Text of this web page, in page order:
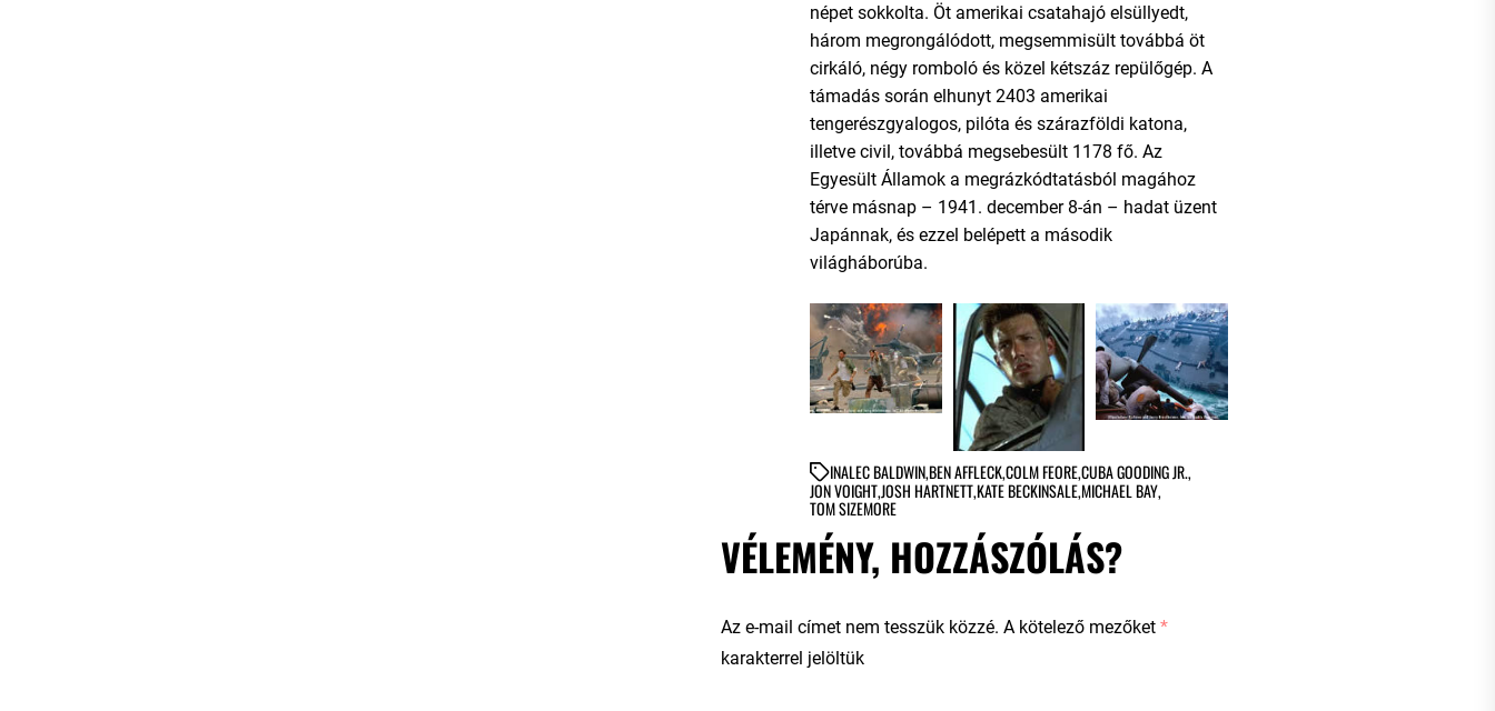
népet sokkolta. Öt amerikai csatahajó elsüllyedt,
három megrongálódott, megsemmisült továbbá öt
cirkáló, négy romboló és közel kétszáz repülőgép. A
támadás során elhunyt 2403 amerikai
tengerészgyalogos, pilóta és szárazföldi katona,
illetve civil, továbbá megsebesült 1178 fő. Az
Egyesült Államok a megrázkódtatásból magához
térve másnap – 1941. december 8-án – hadat üzent
Japánnak, és ezzel belépett a második
világháborúba.
INALEC BALDWIN,BEN AFFLECK,COLM FEORE,CUBA GOODING JR.,
JON VOIGHT,JOSH HARTNETT,KATE BECKINSALE,MICHAEL BAY,
TOM SIZEMORE
VÉLEMÉNY, HOZZÁSZÓLÁS?
Az e-mail címet nem tesszük közzé. A kötelező mezőket *
karakterrel jelöltük